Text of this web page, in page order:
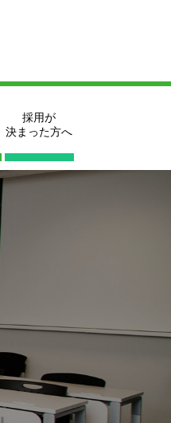
採用が
決まった方へ